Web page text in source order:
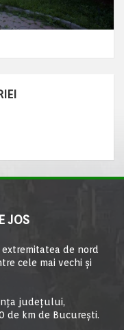
JOS
extremitatea de nord
cele mai vechi şi
judeţului,
de km de Bucureşti.